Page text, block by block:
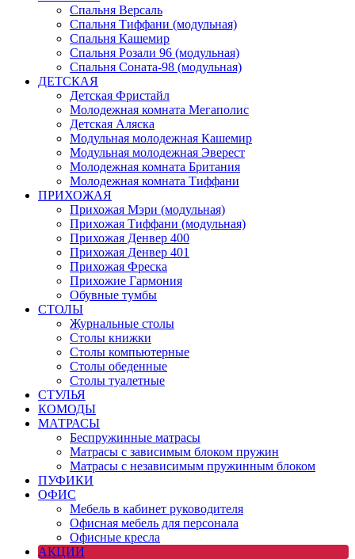
Спальня Версаль
Спальня Тиффани (модульная)
Спальня Кашемир
Спальня Розали 96 (модульная)
Спальня Соната-98 (модульная)
ДЕТСКАЯ
Детская Фристайл
Молодежная комната Мегаполис
Детская Аляска
Модульная молодежная Кашемир
Модульная молодежная Эверест
Молодежная комната Британия
Молодежная комната Тиффани
ПРИХОЖАЯ
Прихожая Мэри (модульная)
Прихожая Тиффани (модульная)
Прихожая Денвер 400
Прихожая Денвер 401
Прихожая Фреска
Прихожие Гармония
Обувные тумбы
СТОЛЫ
Журнальные столы
Столы книжки
Столы компьютерные
Столы обеденные
Столы туалетные
СТУЛЬЯ
КОМОДЫ
МАТРАСЫ
Беспружинные матрасы
Матрасы с зависимым блоком пружин
Матрасы с независимым пружинным блоком
ПУФИКИ
ОФИС
Мебель в кабинет руководителя
Офисная мебель для персонала
Офисные кресла
АКЦИИ